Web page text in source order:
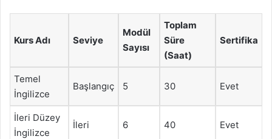
Kurs Adı Seviye
Modül
Sayısı
Toplam
Süre
(Saat)
Sertifika
Temel
İngilizce
Başlangıç 5 30 Evet
İleri Düzey
İngilizce
İleri 6 40 Evet